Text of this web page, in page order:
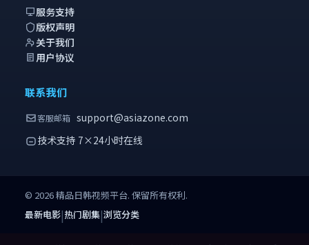
服务支持
版权声明
关于我们
用户协议
联系我们
客服邮箱 support@asiazone.com
技术支持 7×24小时在线
© 2026精品日韩视频平台. 保留所有权利.
最新电影|热门剧集|浏览分类